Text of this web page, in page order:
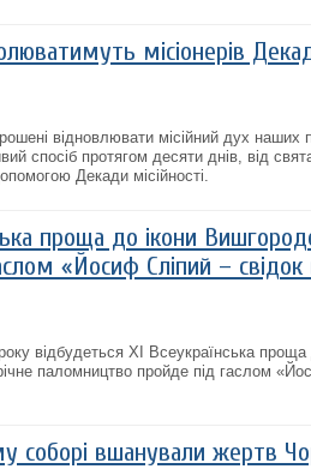
місіонерів
відновлювати місійний дух наших
спосіб протягом десяти днів, від
Декади місійності.
проща до ікони
«Йосиф Сліпий – свідок
відбудеться XI Всеукраїнська проща
паломництво пройде під гаслом
соборі вшанували жертв